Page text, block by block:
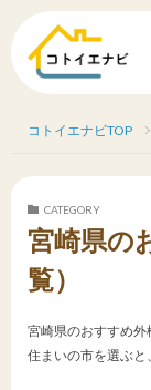
コトイエナビTOP
CATEGORY
宮崎県の
覧）
宮崎県のおすすめ
住まいの市を選ぶと